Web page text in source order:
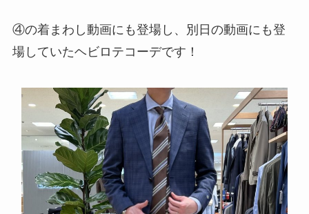
④の着まわし動画にも登場し、別日の動画にも登
場していたヘビロテコーデです！